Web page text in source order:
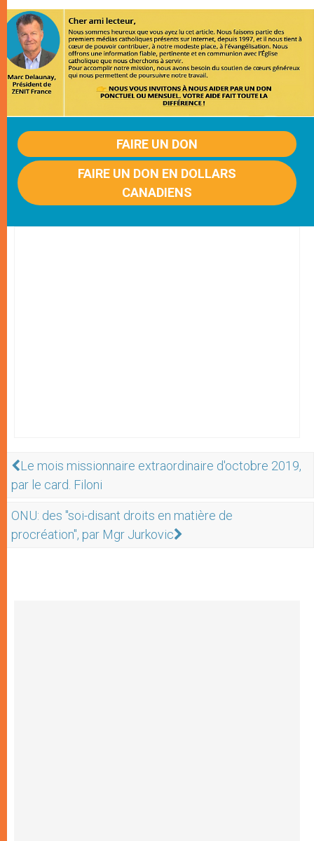
FAIRE UN DON
FAIRE UN DON EN DOLLARS
CANADIENS
Le mois missionnaire extraordinaire d'octobre 2019,
par le card. Filoni
ONU: des "soi-disant droits en matière de
procréation", par Mgr Jurkovic